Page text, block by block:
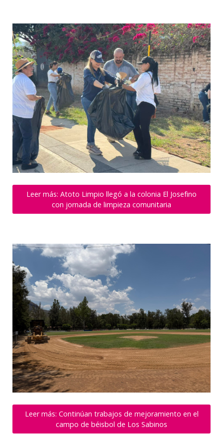
Leer más: Atoto Limpio llegó a la colonia El Josefino
con jornada de limpieza comunitaria
Leer más: Continúan trabajos de mejoramiento en el
campo de béisbol de Los Sabinos